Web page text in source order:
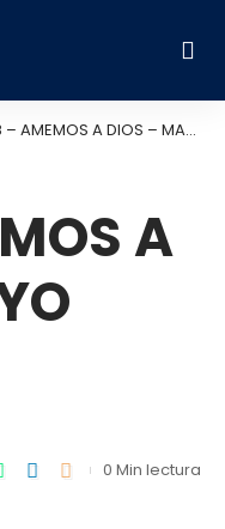
AMEMOS A DIOS – MAYO 2026
A
0 Min lectura